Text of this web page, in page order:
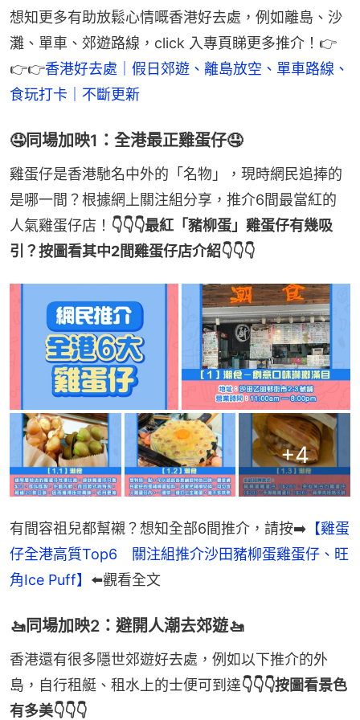
想知更多有助放鬆心情嘅香港好去處，例如離島、沙
灘、單車、郊遊路線，click 入專頁睇更多推介！👉
👉👉香港好去處｜假日郊遊、離島放空、單車路線、
食玩打卡｜不斷更新
🤤同場加映1：全港最正雞蛋仔🤤
雞蛋仔是香港馳名中外的「名物」，現時網民追捧的
是哪一間？根據網上關注組分享，推介6間最當紅的
人氣雞蛋仔店！ 👇👇👇最紅「豬柳蛋」雞蛋仔有幾吸
引？按圖看其中2間雞蛋仔店介紹👇👇👇
+4
有間容祖兒都幫襯？想知全部6間推介，請按➡️ 【雞蛋
仔全港高質Top6　關注組推介沙田豬柳蛋雞蛋仔、旺
角Ice Puff】 ⬅️觀看全文
🚤同場加映2：避開人潮去郊遊🚤
香港還有很多隱世郊遊好去處，例如以下推介的外
島，自行租艇、租水上的士便可到達👇👇👇按圖看景色
有多美👇👇👇